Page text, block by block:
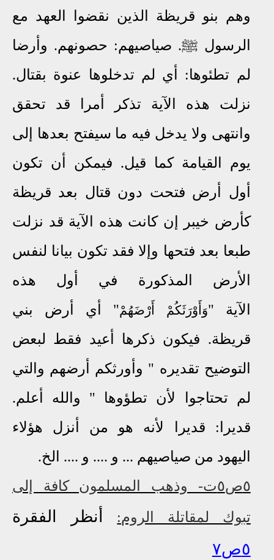
وهم بنو قريظة الذين نقضوا العهد مع
الرسول ﷺ. صياصيهم: حصونهم. وأرضا
لم تطئوها: أي لم تدخلوها عنوة بقتال.
نزلت هذه الآية تذكر أمرا قد تحقق
وانتهى ولا يدخل فيه ما سيفتح بعدها إلى
يوم القيامة كما قيل. فيمكن أن تكون
أول أرض فتحت دون قتال بعد قريظة
كأرض خيبر إن كانت هذه الآية قد نزلت
طبعا بعد فتحها وإلا فقد تكون بيانا لنفس
الأرض المذكورة في أول هذه
الآية "وَأَوْرَثَكُمْ أَرْضَهُمْ" أي أرض بني
قريظة. فيكون ذكرها أعيد فقط لبعض
التوضيح تقديره " وأورثكم أرضهم والتي
لم تحتاجوا لأن تطؤوها " والله أعلم.
قديرا: قديرا لأنه هو من أنزل هؤلاء
اليهود من صياصيهم ... و .... و .... الخ.
٥ص٥ت- وذهب المسلمون كافة إلى
تبوك لمقاتلة الروم:
أنظر الفقرة
٥ص٧